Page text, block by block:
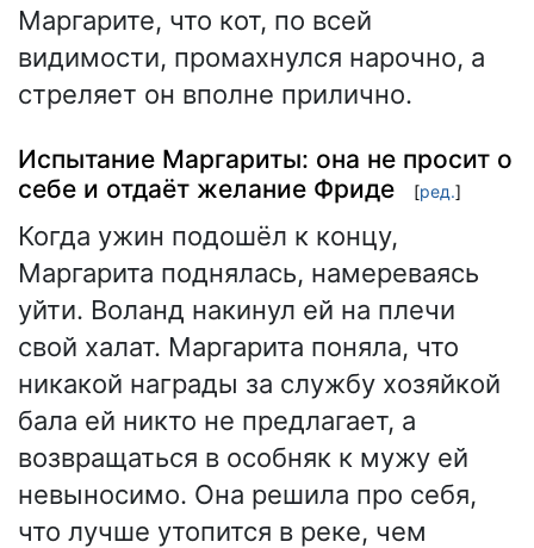
Маргарите, что кот, по всей
видимости, промахнулся нарочно, а
стреляет он вполне прилично.
Испытание Маргариты: она не просит о
себе и отдаёт желание Фриде
[ред.]
Когда ужин подошёл к концу,
Маргарита поднялась, намереваясь
уйти. Воланд накинул ей на плечи
свой халат. Маргарита поняла, что
никакой награды за службу хозяйкой
бала ей никто не предлагает, а
возвращаться в особняк к мужу ей
невыносимо. Она решила про себя,
что лучше утопится в реке, чем